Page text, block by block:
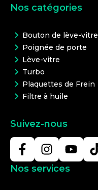
Nos catégories
Bouton de lève-vitre
Poignée de porte
Lève-vitre
Turbo
Plaquettes de Frein
Filtre à huile
Suivez-nous
Nos services